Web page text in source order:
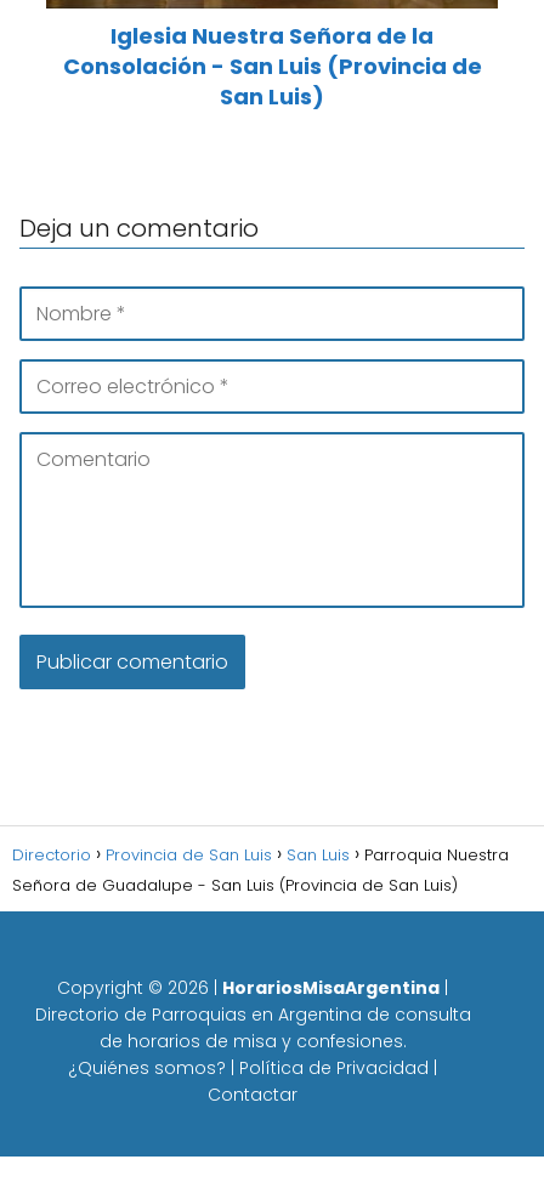
Iglesia Nuestra Señora de la
Consolación - San Luis (Provincia de
San Luis)
Deja un comentario
Directorio Provincia de San Luis San Luis
Parroquia Nuestra
Señora de Guadalupe - San Luis (Provincia de San Luis)
Copyright © 2026 HorariosMisaArgentina
Directorio de Parroquias en Argentina de consulta
de horarios de misa y confesiones.
¿Quiénes somos?
Política de Privacidad
Contactar